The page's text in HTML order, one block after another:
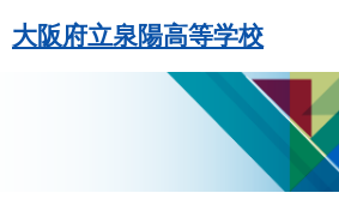
大阪府立泉陽高等学校